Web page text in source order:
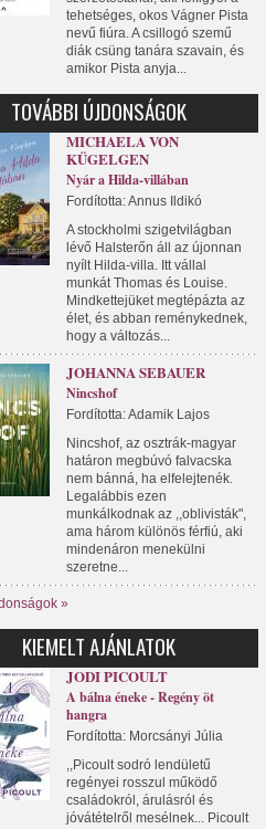
tehetséges, okos Vágner Pista
nevű fiúra. A csillogó szemű
diák csüng tanára szavain, és
amikor Pista anyja...
TOVÁBBI ÚJDONSÁGOK
MICHAELA VON
KÜGELGEN
Nyár a Hilda-villában
Fordította: Annus Ildikó
A stockholmi szigetvilágban
lévő Halsterőn áll az újonnan
nyílt Hilda-villa. Itt vállal
munkát Thomas és Louise.
Mindkettejüket megtépázta az
élet, és abban reménykednek,
hogy a változás...
JOHANNA SEBAUER
Nincshof
Fordította: Adamik Lajos
Nincshof, az osztrák-magyar
határon megbúvó falvacska
nem bánná, ha elfelejtenék.
Legalábbis ezen
munkálkodnak az ,,oblivisták",
ama három különös férfiú, aki
mindenáron menekülni
szeretne...
»
KIEMELT AJÁNLATOK
JODI PICOULT
A bálna éneke - Regény öt
hangra
Fordította: Morcsányi Júlia
,,Picoult sodró lendületű
regényei rosszul működő
családokról, árulásról és
jóvátételről mesélnek... Picoult